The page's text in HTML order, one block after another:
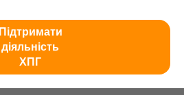
Підтримати
діяльність
ХПГ